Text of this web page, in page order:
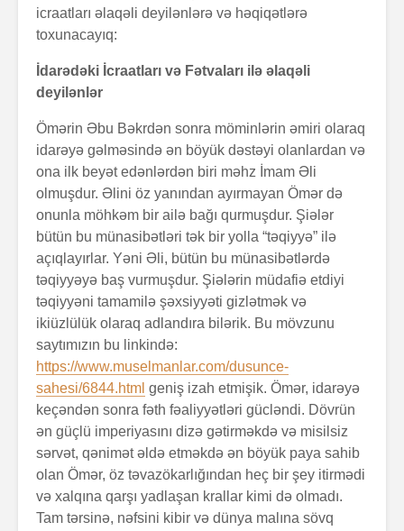
icraatları əlaqəli deyilənlərə və həqiqətlərə
toxunacayıq:
İdarədəki İcraatları və Fətvaları ilə əlaqəli
deyilənlər
Ömərin Əbu Bəkrdən sonra möminlərin əmiri olaraq
idarəyə gəlməsində ən böyük dəstəyi olanlardan və
ona ilk beyət edənlərdən biri məhz İmam Əli
olmuşdur. Əlini öz yanından ayırmayan Ömər də
onunla möhkəm bir ailə bağı qurmuşdur. Şiələr
bütün bu münasibətləri tək bir yolla “təqiyyə” ilə
açıqlayırlar. Yəni Əli, bütün bu münasibətlərdə
təqiyyəyə baş vurmuşdur. Şiələrin müdafiə etdiyi
təqiyyəni tamamilə şəxsiyyəti gizlətmək və
ikiüzlülük olaraq adlandıra bilərik. Bu mövzunu
saytımızın bu linkində:
https://www.muselmanlar.com/dusunce-
sahesi/6844.html geniş izah etmişik. Ömər, idarəyə
keçəndən sonra fəth fəaliyyətləri gücləndi. Dövrün
ən güçlü imperiyasını dizə gətirməkdə və misilsiz
sərvət, qənimət əldə etməkdə ən böyük paya sahib
olan Ömər, öz təvazökarlığından heç bir şey itirmədi
və xalqına qarşı yadlaşan krallar kimi də olmadı.
Tam tərsinə, nəfsini kibir və dünya malına sövq